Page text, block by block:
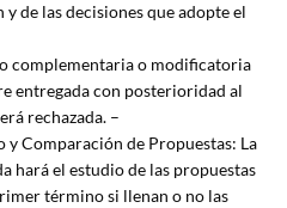
de las decisiones que adopte el
complementaria o modificatoria
entregada con posterioridad al
rechazada. –
Comparación de Propuestas: La
hará el estudio de las propuestas
término si llenan o no las